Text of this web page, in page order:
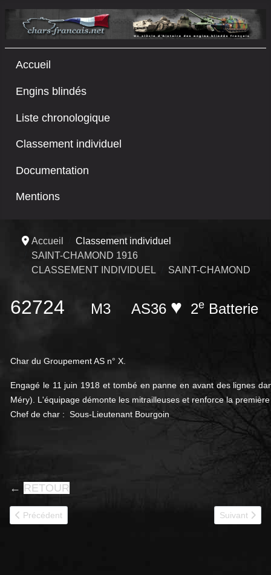
Accueil
Engins blindés
Liste chronologique
Classement individuel
Documentation
Mentions
Accueil
Classement individuel
SAINT-CHAMOND 1916
CLASSEMENT INDIVIDUEL
SAINT-CHAMOND
62724 M3 AS36 ♥ 2e Batterie
Char du Groupement AS n° X.
Engagé le 11 juin 1918 et tombé en panne en avant des lignes
Méry). L'équipage démonte les mitrailleuses et renforce la
Chef de char : Sous-Lieutenant Bourgoin
← RETOUR
Article précédent : 62725
Précédent Article
Suivant